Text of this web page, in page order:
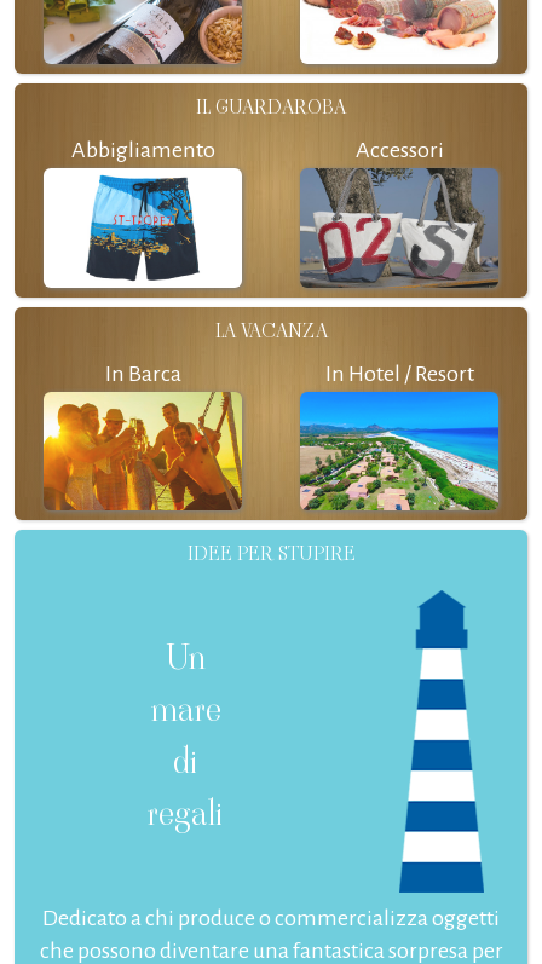
IL GUARDAROBA
Abbigliamento Accessori
LA VACANZA
In Barca In Hotel / Resort
IDEE PER STUPIRE
Un
mare
di
regali
Dedicato a chi produce o commercializza oggetti
che possono diventare una fantastica sorpresa per